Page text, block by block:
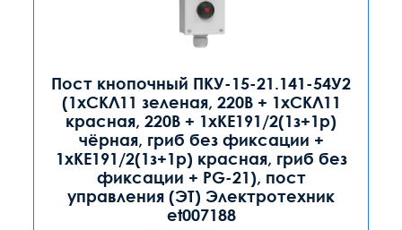
Пост кнопочный ПКУ-15-21.141-54У2
(1хСКЛ11 зеленая, 220В + 1хСКЛ11
красная, 220В + 1хКЕ191/2(1з+1р)
чёрная, гриб без фиксации +
1хКЕ191/2(1з+1р) красная, гриб без
фиксации + PG-21), пост
управления (ЭТ) Электротехник
et007188